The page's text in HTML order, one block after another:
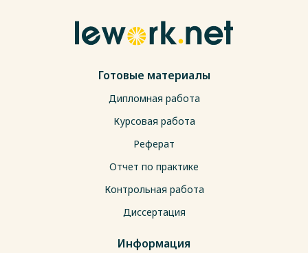
Готовые материалы
Дипломная работа
Курсовая работа
Реферат
Отчет по практике
Контрольная работа
Диссертация
Информация